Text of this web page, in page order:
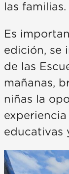
las familias.
Es
edición, se
de las
mañanas,
niñas la
educativas